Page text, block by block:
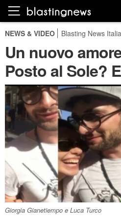
NEWS & VIDEO Blasting News Italia
Un nuovo
Posto al Sole?
Giorgia Gianetiempo e Luca Turco